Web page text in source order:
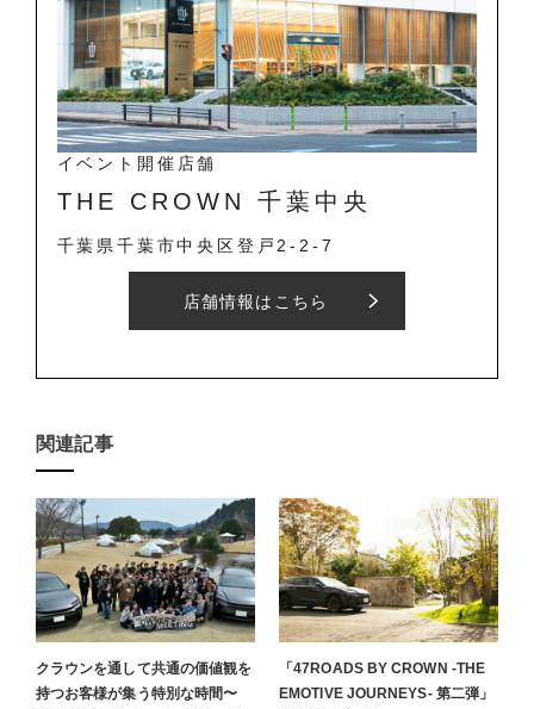
イベント開催店舗
THE CROWN 千葉中央
千葉県千葉市中央区登戸2-2-7
店舗情報はこちら
関連記事
クラウンを通して共通の価値観を
持つお客様が集う特別な時間〜
「47ROADS BY CROWN -THE
EMOTIVE JOURNEYS- 第二弾」